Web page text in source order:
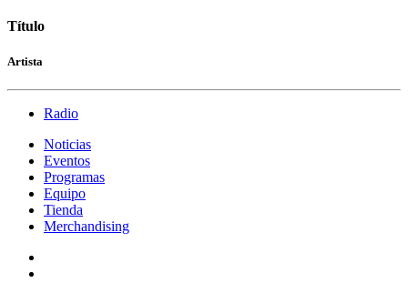
Título
Artista
Radio
Noticias
Eventos
Programas
Equipo
Tienda
Merchandising